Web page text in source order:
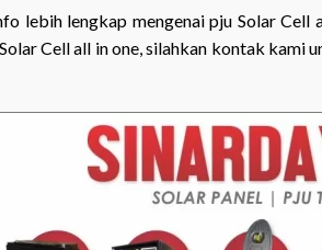
lebih lengkap mengenai pju Solar
Cell all in one, silahkan kontak